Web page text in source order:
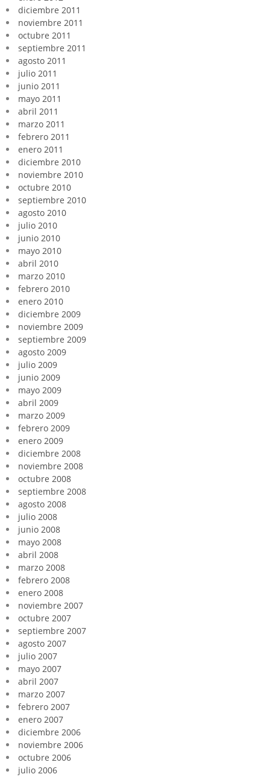
diciembre 2011
noviembre 2011
octubre 2011
septiembre 2011
agosto 2011
julio 2011
junio 2011
mayo 2011
abril 2011
marzo 2011
febrero 2011
enero 2011
diciembre 2010
noviembre 2010
octubre 2010
septiembre 2010
agosto 2010
julio 2010
junio 2010
mayo 2010
abril 2010
marzo 2010
febrero 2010
enero 2010
diciembre 2009
noviembre 2009
septiembre 2009
agosto 2009
julio 2009
junio 2009
mayo 2009
abril 2009
marzo 2009
febrero 2009
enero 2009
diciembre 2008
noviembre 2008
octubre 2008
septiembre 2008
agosto 2008
julio 2008
junio 2008
mayo 2008
abril 2008
marzo 2008
febrero 2008
enero 2008
noviembre 2007
octubre 2007
septiembre 2007
agosto 2007
julio 2007
mayo 2007
abril 2007
marzo 2007
febrero 2007
enero 2007
diciembre 2006
noviembre 2006
octubre 2006
julio 2006